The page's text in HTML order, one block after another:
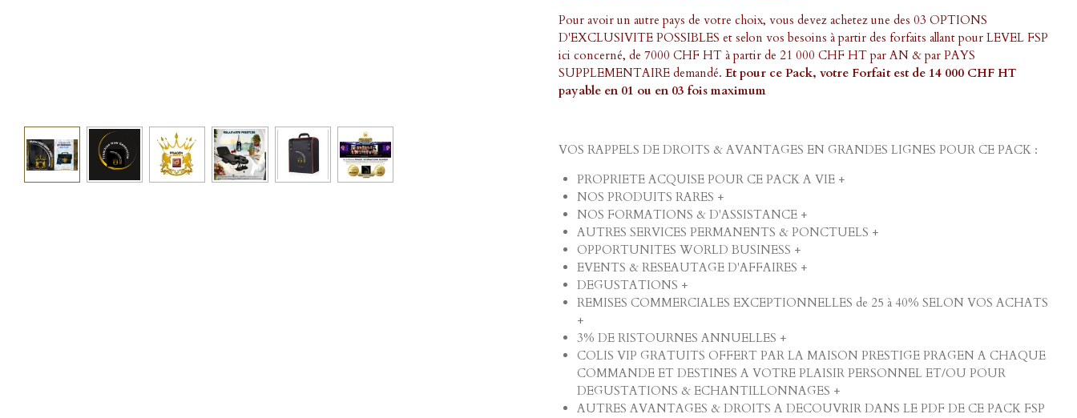
Pour avoir un autre pays de votre choix, vous devez achetez une des 03 OPTIONS
D'EXCLUSIVITE POSSIBLES et selon vos besoins à partir des forfaits allant pour LEVEL FSP
ici concerné, de 7000 CHF HT à partir de 21 000 CHF HT par AN & par PAYS
SUPPLEMENTAIRE demandé. Et pour ce Pack, votre Forfait est de 14 000 CHF HT
payable en 01 ou en 03 fois maximum
VOS RAPPELS DE DROITS & AVANTAGES EN GRANDES LIGNES POUR CE PACK :
PROPRIETE ACQUISE POUR CE PACK A VIE +
NOS PRODUITS RARES +
NOS FORMATIONS & D'ASSISTANCE +
AUTRES SERVICES PERMANENTS & PONCTUELS +
OPPORTUNITES WORLD BUSINESS +
EVENTS & RESEAUTAGE D'AFFAIRES +
DEGUSTATIONS +
REMISES COMMERCIALES EXCEPTIONNELLES de 25 à 40% SELON VOS ACHATS
+
3% DE RISTOURNES ANNUELLES +
COLIS VIP GRATUITS OFFERT PAR LA MAISON PRESTIGE PRAGEN A CHAQUE
COMMANDE ET DESTINES A VOTRE PLAISIR PERSONNEL ET/OU POUR
DEGUSTATIONS & ECHANTILLONNAGES +
AUTRES AVANTAGES & DROITS A DECOUVRIR DANS LE PDF DE CE PACK FSP